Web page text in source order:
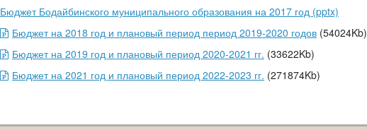
Бюджет Бодайбинского муниципального образования на 2017 год (pptx)
Бюджет на 2018 год и плановый период период 2019-2020 годов (54024Kb)
Бюджет на 2019 год и плановый период 2020-2021 гг. (33622Kb)
Бюджет на 2021 год и плановый период 2022-2023 гг. (271874Kb)